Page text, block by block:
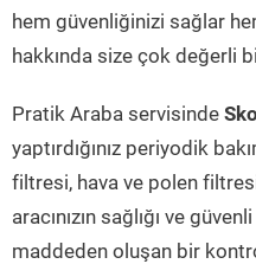
hem güvenliğinizi sağlar
hakkında size çok değerli
Pratik Araba servisinde
yaptırdığınız periyodik
filtresi, hava ve polen
aracınızın sağlığı ve
maddeden oluşan bir